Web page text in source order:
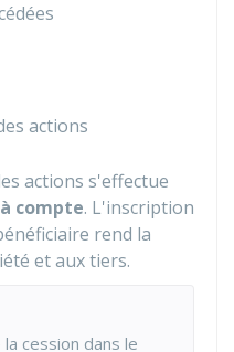
actions
actions s'effectue
compte. L'inscription
rend la
et aux tiers.
cession dans le